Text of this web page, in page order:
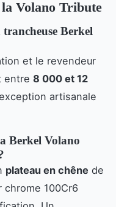
Volano Tribute
Berkel
et le revendeur
entre 8 000 et 12
artisanale
Berkel Volano
plateau en chêne de
chrome 100Cr6